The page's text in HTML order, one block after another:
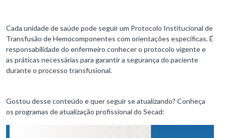
Cada unidade de saúde pode seguir um Protocolo Institucional de
Transfusão de Hemocomponentes com orientações específicas. É
responsabilidade do enfermeiro conhecer o protocolo vigente e
as práticas necessárias para garantir a segurança do paciente
durante o processo transfusional.
Gostou desse conteúdo e quer seguir se atualizando? Conheça
os programas de atualização profissional do Secad: